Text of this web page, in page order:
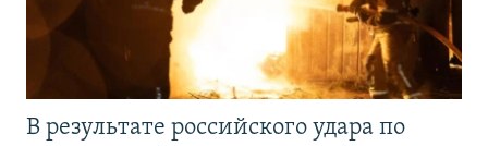
В результате российского удара по